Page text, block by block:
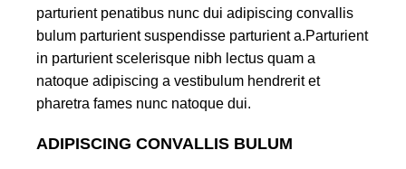
parturient penatibus nunc dui adipiscing convallis
bulum parturient suspendisse parturient a.Parturient
in parturient scelerisque nibh lectus quam a
natoque adipiscing a vestibulum hendrerit et
pharetra fames nunc natoque dui.
ADIPISCING CONVALLIS BULUM